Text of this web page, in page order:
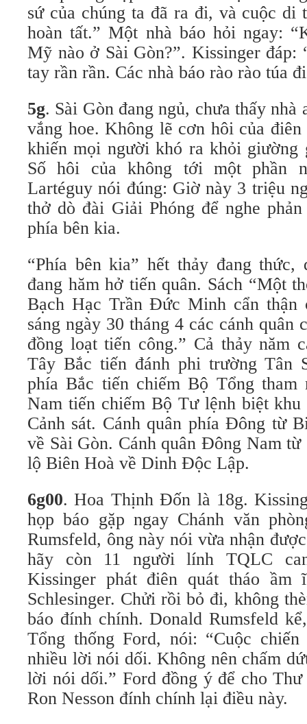
sứ của chúng ta đã ra đi, và cuộc di
hoàn tất.” Một nhà báo hỏi ngay:
Mỹ nào ở Sài Gòn?”. Kissinger đáp:
tay rần rần. Các nhà báo rào rào túa
5g. Sài Gòn đang ngủ, chưa thấy
vắng hoe. Không lẽ cơn hôi của
khiến mọi người khó ra khỏi giường
Số hôi của không tới một phần
Lartéguy nói đúng: Giờ này 3 triệu
thở dò đài Giải Phóng để nghe
phía bên kia.
“Phía bên kia” hết thảy đang thức,
đang hăm hở tiến quân. Sách “Một
Bạch Hạc Trần Đức Minh cẩn thận
sáng ngày 30 tháng 4 các cánh quân
đồng loạt tiến công.” Cả thảy năm
Tây Bắc tiến đánh phi trường Tân
phía Bắc tiến chiếm Bộ Tổng tham
Nam tiến chiếm Bộ Tư lệnh biệt khu
Cảnh sát. Cánh quân phía Đông từ
về Sài Gòn. Cánh quân Đông Nam
lộ Biên Hoà về Dinh Độc Lập.
6g00. Hoa Thịnh Đốn là 18g.
họp báo gặp ngay Chánh văn
Rumsfeld, ông này nói vừa nhận
hãy còn 11 người lính TQLC
Kissinger phát điên quát tháo
Schlesinger. Chửi rồi bỏ đi, không
báo đính chính. Donald Rumsfeld
Tổng thống Ford, nói: “Cuộc
nhiều lời nói dối. Không nên chấm
lời nói dối.” Ford đồng ý để cho
Ron Nesson đính chính lại điều này.